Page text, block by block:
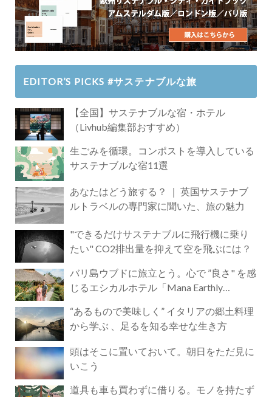
EDITOR’S PICKS #サステナブルな旅
【全国】サステナブルな宿・ホテル
（Livhub編集部おすすめ）
生ごみを循環。コンポストを導入している
サステナブルな宿11選
あなたはどう旅する？ ｜ 英国サステナブ
ルトラベルの専門家に聞いた、旅の魅力
"できるだけサステナブルに飛行機に乗り
たい" CO2排出量を抑えて空を飛ぶには？
バリ島ウブドに旅立とう。心で ”良さ" を感
じるエシカルホテル「Mana Earthly
“あるもので美味しく” イタリアの郷土料理
から学ぶ 、足るを知る幸せな生き方
頭はそこに置いておいて。朝日をただ見に
いこう
道具も車も買わずに借りる。モノを持たず